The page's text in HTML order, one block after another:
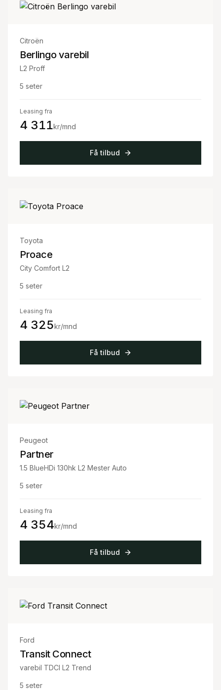
Citroën
Berlingo varebil
L2 Proff
5 seter
Leasing fra
4 311kr/mnd
Få tilbud
Toyota
Proace
City Comfort L2
5 seter
Leasing fra
4 325kr/mnd
Få tilbud
Peugeot
Partner
1.5 BlueHDi 130hk L2 Mester Auto
5 seter
Leasing fra
4 354kr/mnd
Få tilbud
Ford
Transit Connect
varebil TDCI L2 Trend
5 seter